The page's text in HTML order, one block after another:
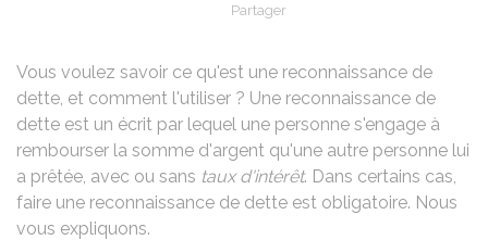
Partager
Vous voulez savoir ce qu'est une reconnaissance de
dette, et comment l'utiliser ? Une reconnaissance de
dette est un écrit par lequel une personne s'engage à
rembourser la somme d'argent qu'une autre personne lui
a prêtée, avec ou sans taux d'intérêt. Dans certains cas,
faire une reconnaissance de dette est obligatoire. Nous
vous expliquons.